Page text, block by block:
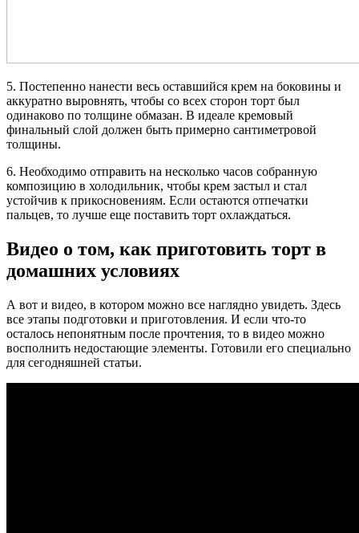
5. Постепенно нанести весь оставшийся крем на боковины и
аккуратно выровнять, чтобы со всех сторон торт был
одинаково по толщине обмазан. В идеале кремовый
финальный слой должен быть примерно сантиметровой
толщины.
6. Необходимо отправить на несколько часов собранную
композицию в холодильник, чтобы крем застыл и стал
устойчив к прикосновениям. Если остаются отпечатки
пальцев, то лучше еще поставить торт охлаждаться.
Видео о том, как приготовить торт в
домашних условиях
А вот и видео, в котором можно все наглядно увидеть. Здесь
все этапы подготовки и приготовления. И если что-то
осталось непонятным после прочтения, то в видео можно
восполнить недостающие элементы. Готовили его специально
для сегодняшней статьи.